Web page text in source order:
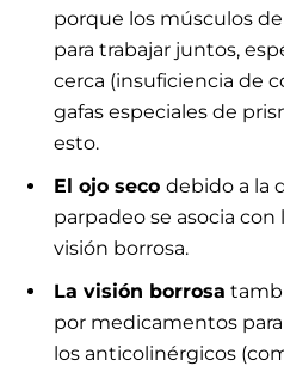
porque los músculos
para trabajar juntos,
cerca (insuficiencia de
gafas especiales de
esto.
El ojo seco debido a la
parpadeo se asocia con
visión borrosa.
La visión borrosa
por medicamentos
los anticolinérgicos